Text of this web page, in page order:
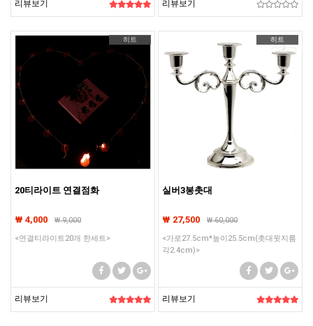
리뷰보기 리뷰보기
히트
20티라이트 연결점화
₩ 4,000 ₩9,000
<연결티라이트20개 한세트>
리뷰보기
히트
실버3봉촛대
₩ 27,500 ₩60,000
<가로27.5cm*높이25.5cm(촛대윗지름
각2.4cm)>
리뷰보기